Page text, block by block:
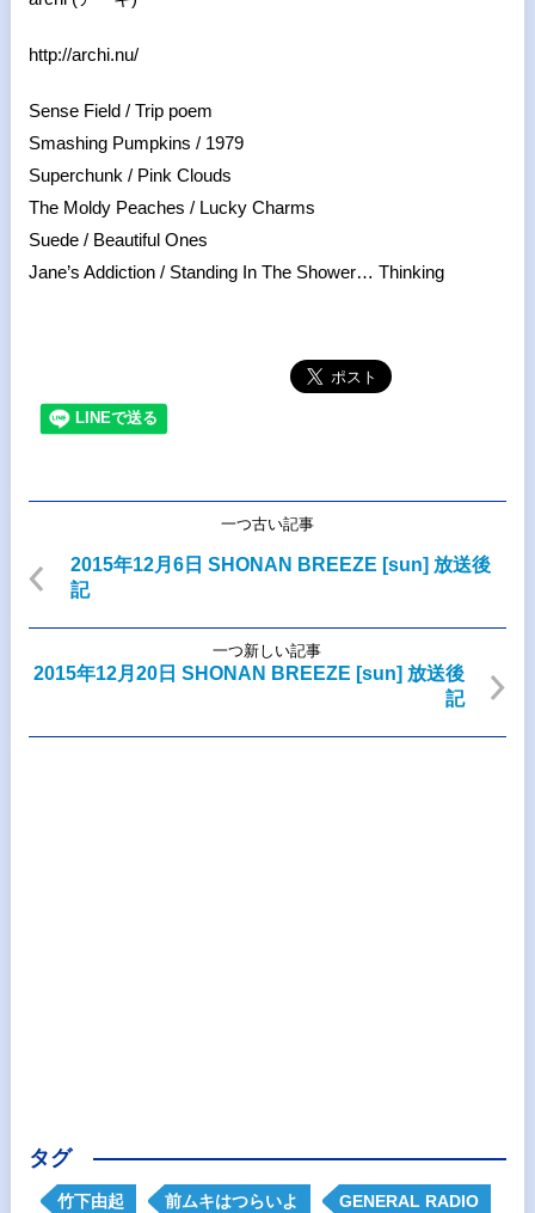
http://archi.nu/
Sense Field / Trip poem
Smashing Pumpkins / 1979
Superchunk / Pink Clouds
The Moldy Peaches / Lucky Charms
Suede / Beautiful Ones
Jane’s Addiction / Standing In The Shower… Thinking
一つ古い記事
2015年12月6日 SHONAN BREEZE [sun] 放送後
記
一つ新しい記事
2015年12月20日 SHONAN BREEZE [sun] 放送後
記
タグ
竹下由起 前ムキはつらいよ GENERAL RADIO